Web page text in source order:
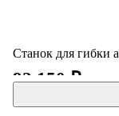
Станок для гибки
92 150 ₽